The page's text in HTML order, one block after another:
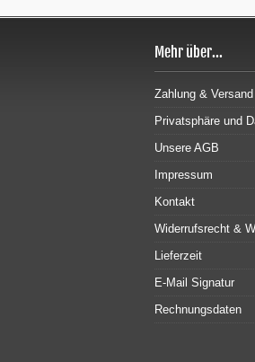
Mehr über...
Zahlung & Versand
Privatsphäre und
Unsere AGB
Impressum
Kontakt
Widerrufsrecht &
Lieferzeit
E-Mail Signatur
Rechnungsdaten